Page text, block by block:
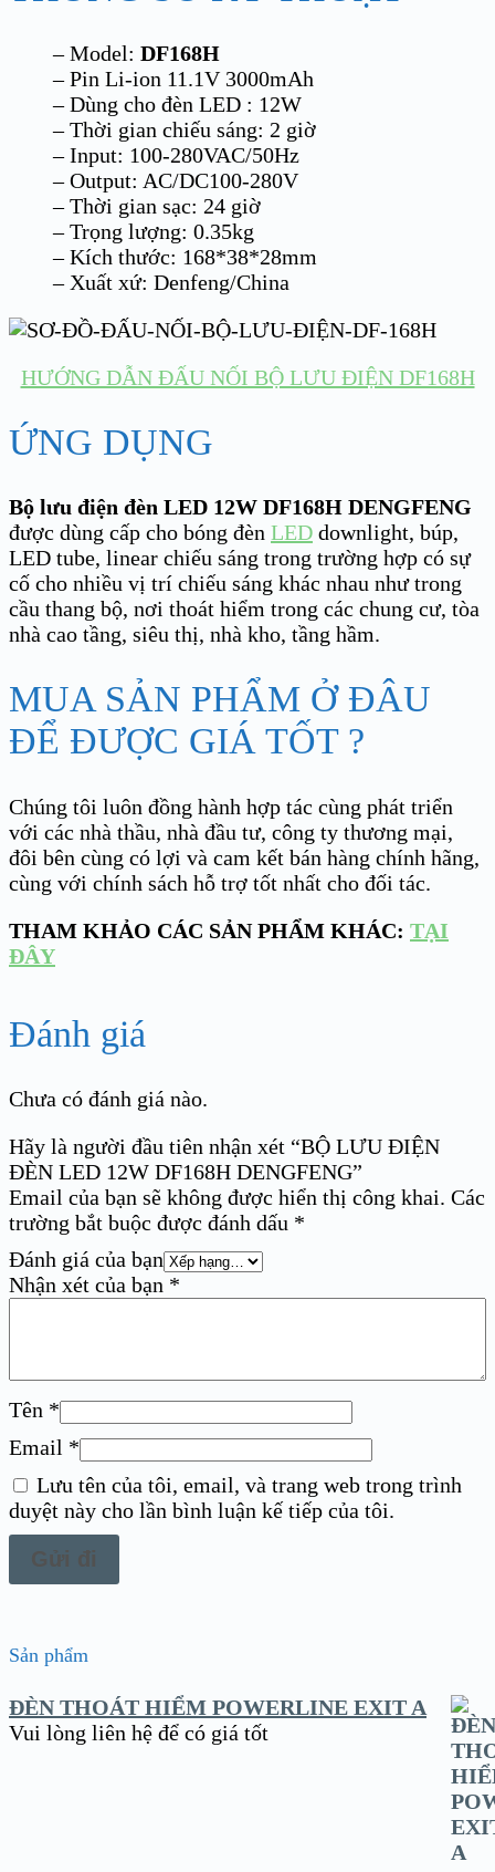
– Model: DF168H
– Pin Li-ion 11.1V 3000mAh
– Dùng cho đèn LED : 12W
– Thời gian chiếu sáng: 2 giờ
– Input: 100-280VAC/50Hz
– Output: AC/DC100-280V
– Thời gian sạc: 24 giờ
– Trọng lượng: 0.35kg
– Kích thước: 168*38*28mm
– Xuất xứ: Denfeng/China
HƯỚNG DẪN ĐẤU NỐI BỘ LƯU ĐIỆN DF168H
ỨNG DỤNG
Bộ lưu điện đèn LED 12W DF168H DENGFENG
được dùng cấp cho bóng đèn LED downlight, búp,
LED tube, linear chiếu sáng trong trường hợp có sự
cố cho nhiều vị trí chiếu sáng khác nhau như trong
cầu thang bộ, nơi thoát hiểm trong các chung cư, tòa
nhà cao tầng, siêu thị, nhà kho, tầng hầm.
MUA SẢN PHẨM Ở ĐÂU
ĐỂ ĐƯỢC GIÁ TỐT ?
Chúng tôi luôn đồng hành hợp tác cùng phát triển
với các nhà thầu, nhà đầu tư, công ty thương mại,
đôi bên cùng có lợi và cam kết bán hàng chính hãng,
cùng với chính sách hỗ trợ tốt nhất cho đối tác.
THAM KHẢO CÁC SẢN PHẨM KHÁC: TẠI
ĐÂY
Đánh giá
Chưa có đánh giá nào.
Hãy là người đầu tiên nhận xét “BỘ LƯU ĐIỆN
ĐÈN LED 12W DF168H DENGFENG”
Email của bạn sẽ không được hiển thị công khai. Các
trường bắt buộc được đánh dấu *
Đánh giá của bạn
Nhận xét của bạn *
Tên *
Email *
Lưu tên của tôi, email, và trang web trong trình
duyệt này cho lần bình luận kế tiếp của tôi.
Sản phẩm
ĐÈN THOÁT HIỂM POWERLINE EXIT A
Vui lòng liên hệ để có giá tốt